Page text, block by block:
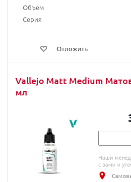
Объем
Серия
Отложить
Vallejo Matt Medium
мл
Наши
с вами и